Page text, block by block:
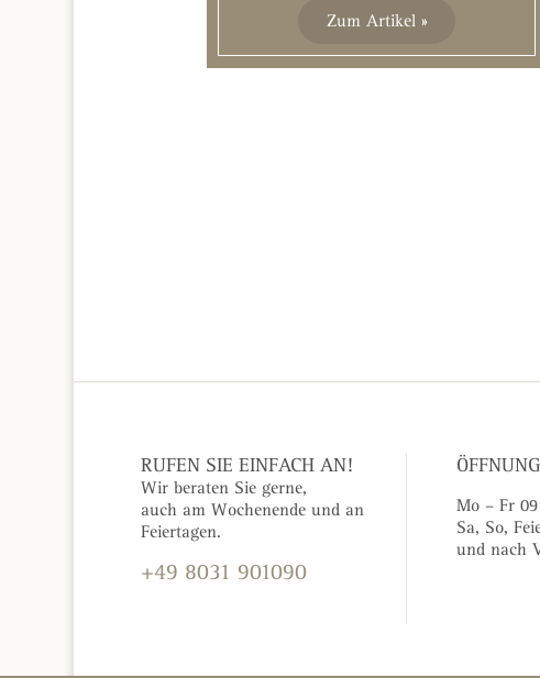
Zum Artikel »
RUFEN SIE EINFACH AN!
Wir beraten Sie gerne,
auch am Wochenende und an
Feiertagen.
+49 8031 901090
Mo – Fr
Sa, So,
und nach